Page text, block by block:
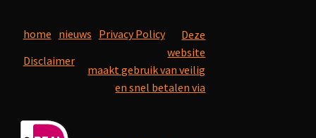
home nieuws Privacy Policy
Disclaimer
Deze
website
maakt gebruik van veilig
en snel betalen via